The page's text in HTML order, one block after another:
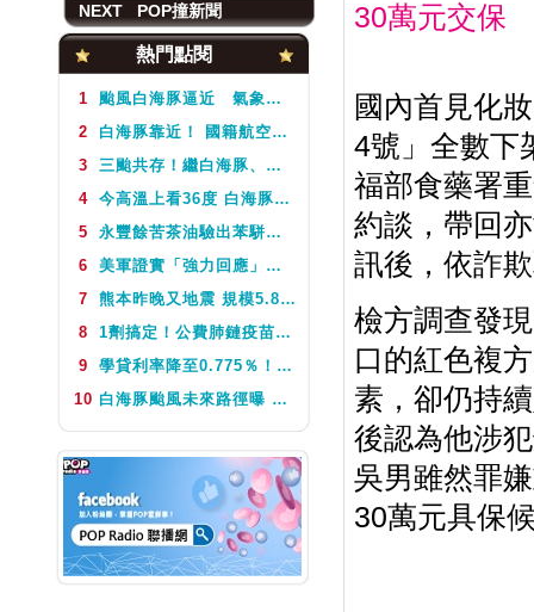
NEXT
POP撞新聞
北北基FM91.701:00~07:00
音樂便利貼
Music all night
熱門點閱
1
颱風白海豚逼近 氣象署不排除周5下半天發布海警
2
白海豚靠近！ 國籍航空往返日本航班異動一次看
3
三颱共存！繼白海豚、鯨魚後昌鴻颱風生成 氣象署揭對台影響
4 今高溫上看36度 白海豚颱風這天最靠近台灣 不排除發海警
5
永豐餘苦茶油驗出苯駢芘超標 北市衛生局：不分批號全面預防性下架
6
美軍證實「強力回應」伊朗飛彈襲擊 國際油價急漲後仍守穩90美元之上
7
熊本昨晚又地震 規模5.8深度極淺 最大震度5弱、氣象廳籲留意餘震
8
1劑搞定！公費肺鏈疫苗8月10日升級為新型疫苗 疾管署：317萬人受惠
9
學貸利率降至0.775％！台銀8月1日起受理申請 寬限期延長2年
10 白海豚颱風未來路徑曝 今體感飆39度 午後山區防大雨
30萬元交保
國內首見化
4號」全數下
福部食藥署
約談，帶回
訊後，依詐
檢方調查發
口的紅色複
素，卻仍持
後認為他涉
吳男雖然罪
30萬元具保